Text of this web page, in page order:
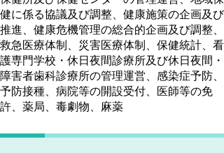
健に係る協議及び調整、健康施策の企画及び
推進、健康危機管理の総合的企画及び調整、
救急医療体制、災害医療体制、保健統計、看
護専門学校・休日夜間診療所及び休日夜間・
障害者歯科診療所の管理運営、感染症予防、
予防接種、病院等の開設受付、医師等の免
許、薬局、毒劇物、麻薬